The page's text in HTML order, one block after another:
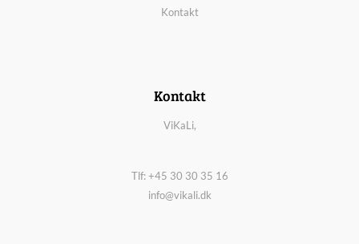
Kontakt
Kontakt
ViKaLi,
Tlf: +45 30 30 35 16
info@vikali.dk